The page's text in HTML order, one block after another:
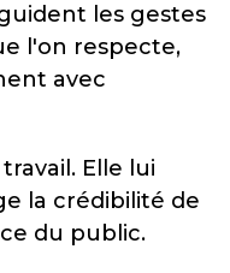
les gestes
l'on respecte,
avec
Elle lui
la crédibilité de
du public.